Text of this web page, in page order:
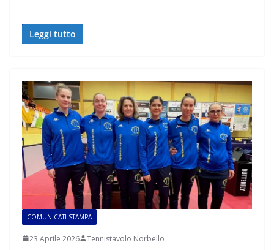
Leggi tutto
COMUNICATI STAMPA
23 Aprile 2026 Tennistavolo Norbello